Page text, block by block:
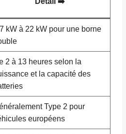
kW à 22 kW pour une borne
2 à 13 heures selon la
et la capacité des
Type 2 pour
européens